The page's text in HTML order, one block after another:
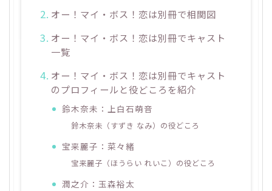
オー！マイ・ボス！恋は別冊で相関図
オー！マイ・ボス！恋は別冊でキャスト
一覧
オー！マイ・ボス！恋は別冊でキャスト
のプロフィールと役どころを紹介
鈴木奈未：上白石萌音
鈴木奈未（すずき なみ）の役どころ
宝来麗子：菜々緒
宝来麗子（ほうらい れいこ）の役どころ
潤之介：玉森裕太